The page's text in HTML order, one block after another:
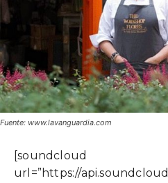
Fuente: www.lavanguardia.com
[soundcloud
url=”https://